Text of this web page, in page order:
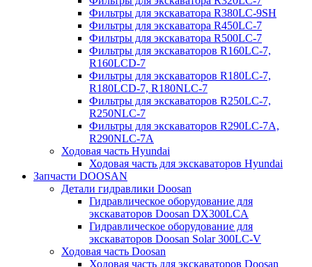
Фильтры для экскаватора R380LC-9SH
Фильтры для экскаватора R450LC-7
Фильтры для экскаватора R500LC-7
Фильтры для экскаваторов R160LC-7,
R160LCD-7
Фильтры для экскаваторов R180LC-7,
R180LCD-7, R180NLC-7
Фильтры для экскаваторов R250LC-7,
R250NLC-7
Фильтры для экскаваторов R290LC-7A,
R290NLC-7A
Ходовая часть Hyundai
Ходовая часть для экскаваторов Hyundai
Запчасти DOOSAN
Детали гидравлики Doosan
Гидравлическое оборудование для
экскаваторов Doosan DX300LCA
Гидравлическое оборудование для
экскаваторов Doosan Solar 300LC-V
Ходовая часть Doosan
Ходовая часть для экскаваторов Doosan